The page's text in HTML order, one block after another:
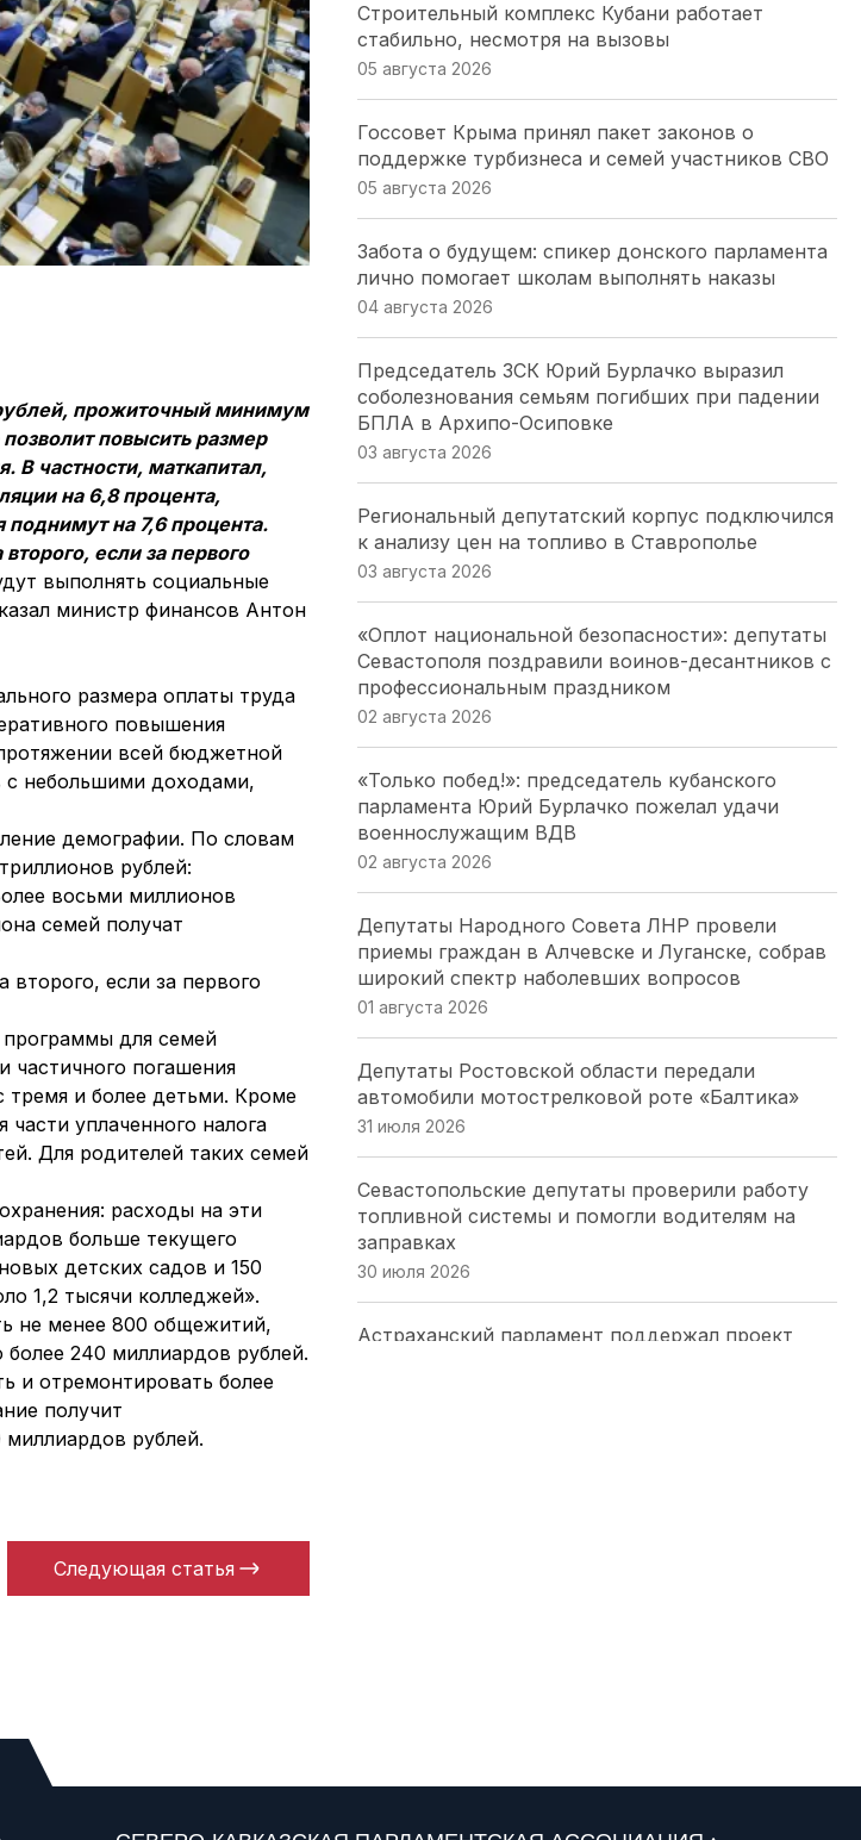
рублей, прожиточный минимум
повысить размер
В частности, маткапитал,
на 6,8 процента,
на 7,6 процента.
если за первого
выполнять социальные
министр финансов Антон
размера оплаты труда
повышения
всей бюджетной
с небольшими доходами,
демографии. По словам
рублей:
восьми миллионов
семей получат
второго, если за первого
для семей
частичного погашения
тремя и более детьми. Кроме
уплаченного налога
Для родителей таких семей
расходы на эти
больше текущего
детских садов и 150
1,2 тысячи колледжей».
не менее 800 общежитий,
240 миллиардов рублей.
и отремонтировать более
получит
рублей.
Следующая статья
Строительный комплекс Кубани работает
стабильно, несмотря на вызовы
05 августа 2026
Госсовет Крыма принял пакет законов о
поддержке турбизнеса и семей участников СВО
05 августа 2026
Забота о будущем: спикер донского парламента
лично помогает школам выполнять наказы
04 августа 2026
Председатель ЗСК Юрий Бурлачко выразил
соболезнования семьям погибших при падении
БПЛА в Архипо-Осиповке
03 августа 2026
Региональный депутатский корпус подключился
к анализу цен на топливо в Ставрополье
03 августа 2026
«Оплот национальной безопасности»: депутаты
Севастополя поздравили воинов-десантников с
профессиональным праздником
02 августа 2026
«Только побед!»: председатель кубанского
парламента Юрий Бурлачко пожелал удачи
военнослужащим ВДВ
02 августа 2026
Депутаты Народного Совета ЛНР провели
приемы граждан в Алчевске и Луганске, собрав
широкий спектр наболевших вопросов
01 августа 2026
Депутаты Ростовской области передали
автомобили мотострелковой роте «Балтика»
31 июля 2026
Севастопольские депутаты проверили работу
топливной системы и помогли водителям на
заправках
30 июля 2026
Астраханский парламент поддержал проект